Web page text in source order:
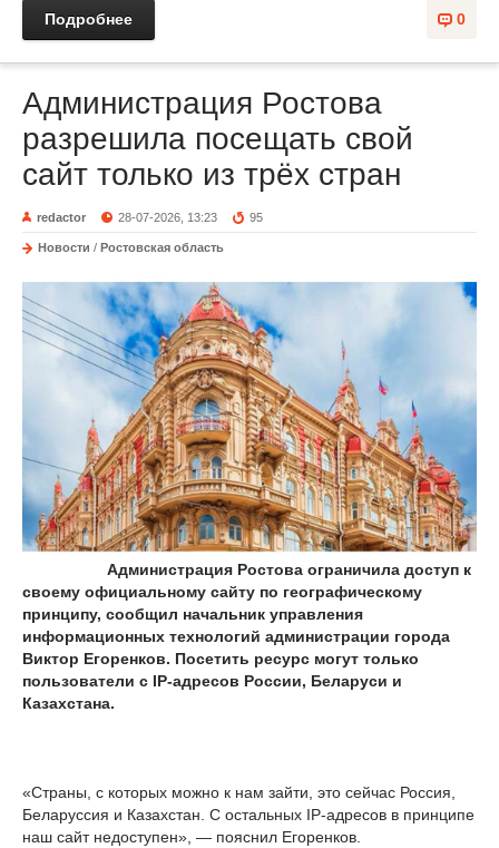
0
Подробнее
Администрация Ростова
разрешила посещать свой
сайт только из трёх стран
redactor 28-07-2026, 13:23 95
Новости / Ростовская область
Администрация Ростова ограничила доступ к
своему официальному сайту по географическому
принципу, сообщил начальник управления
информационных технологий администрации города
Виктор Егоренков. Посетить ресурс могут только
пользователи с IP-адресов России, Беларуси и
Казахстана.
«Страны, с которых можно к нам зайти, это сейчас Россия,
Беларуссия и Казахстан. С остальных IP-адресов в принципе
наш сайт недоступен», — пояснил Егоренков.